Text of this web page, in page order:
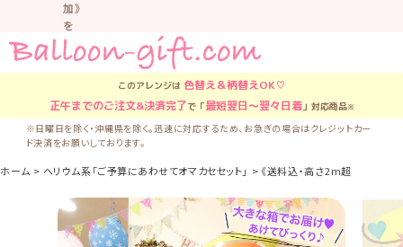
加》
を
お
す
す
し
て
い
す。
車
中
な
このアレンジは 色替え＆柄替えOK♡
正午までのご注文&決済完了で「最短翌日〜翌々日着」対応商品※
※日曜日を除く・沖縄県を除く。迅速に対応するため、お急ぎの場合はクレジットカー
ド決済をお願いしております。
ホーム ヘリウム系「ご予算にあわせてオマカセセット」 《送料込・高さ2m超え!》『ご